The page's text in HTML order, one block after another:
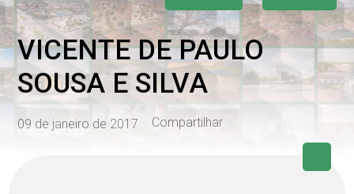
VICENTE DE PAULO
SOUSA E SILVA
09 de janeiro de 2017 Compartilhar